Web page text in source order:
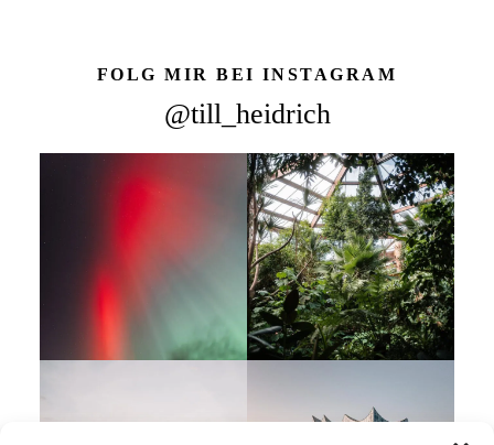
FOLG MIR BEI INSTAGRAM
@till_heidrich